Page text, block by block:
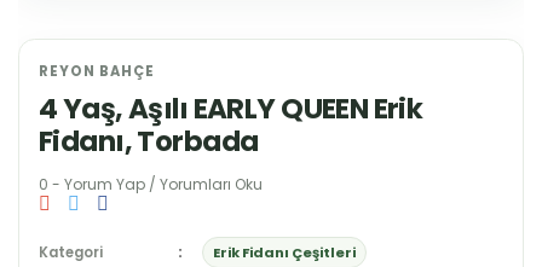
REYON BAHÇE
4 Yaş, Aşılı EARLY QUEEN Erik
Fidanı, Torbada
0 - Yorum Yap / Yorumları Oku
Kategori Erik Fidanı Çeşitleri